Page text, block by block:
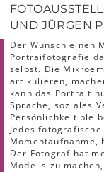
UND JÜRGEN
Der Wunsch einen
Portraifotografie
selbst. Die
artikulieren,
kann das Portrait
Sprache, soziales
Persönlichkeit
Jedes
Momentaufnahme,
Der Fotograf hat
Modells zu